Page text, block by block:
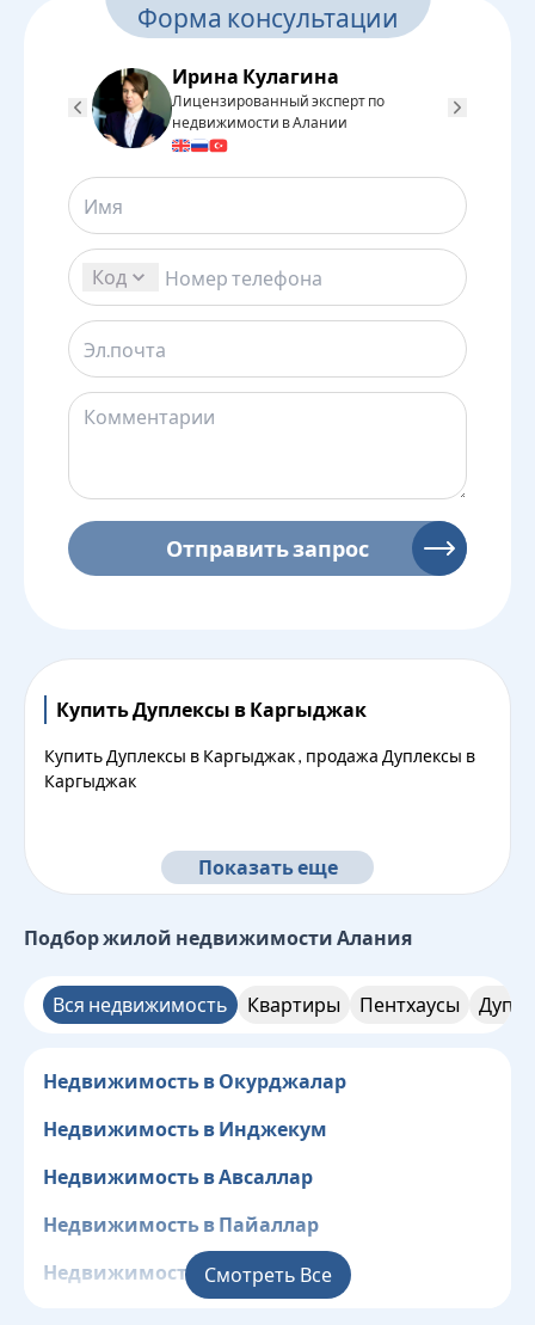
Форма консультации
Ирина Кулагина
Лицензированный эксперт по
недвижимости в Алании
Код
Отправить запрос
Купить Дуплексы в Каргыджак
Купить Дуплексы в Каргыджак , продажа Дуплексы в
Каргыджак
Показать еще
Подбор жилой недвижимости Алания
Вся недвижимость Квартиры Пентхаусы
Недвижимость в Окурджалар
Недвижимость в Инджекум
Недвижимость в Авсаллар
Недвижимость в Пайаллар
Недвижимость в Конаклы
Смотреть Все